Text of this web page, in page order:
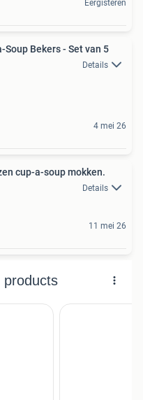
Eergisteren
Soup Bekers - Set van 5
Details
4 mei 26
cup-a-soup mokken.
Details
11 mei 26